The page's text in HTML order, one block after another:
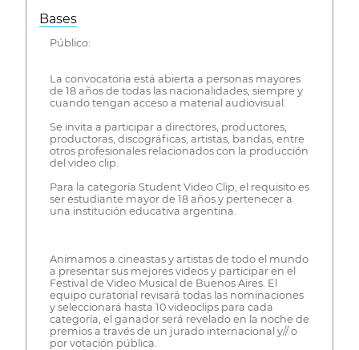
Bases
Público:
La convocatoria está abierta a personas mayores
de 18 años de todas las nacionalidades, siempre y
cuando tengan acceso a material audiovisual.
Se invita a participar a directores, productores,
productoras, discográficas, artistas, bandas, entre
otros profesionales relacionados con la producción
del video clip.
Para la categoría Student Video Clip, el requisito es
ser estudiante mayor de 18 años y pertenecer a
una institución educativa argentina.
Animamos a cineastas y artistas de todo el mundo
a presentar sus mejores videos y participar en el
Festival de Video Musical de Buenos Aires. El
equipo curatorial revisará todas las nominaciones
y seleccionará hasta 10 videoclips para cada
categoría, el ganador será revelado en la noche de
premios a través de un jurado internacional y// o
por votación pública.